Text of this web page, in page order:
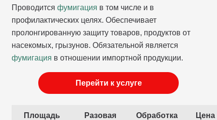
Проводится фумигация в том числе и в
профилактических целях. Обеспечивает
пролонгированную защиту товаров, продуктов от
насекомых, грызунов. Обязательной является
фумигация в отношении импортной продукции.
Перейти к услуге
Площадь
Разовая
Обработка
Цена